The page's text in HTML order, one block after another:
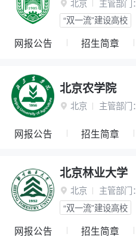
 北京 主管部门：
“双一流”建设高校
网报公告 招生简章
北京农学院
 北京 主管部门：
网报公告 招生简章
北京林业大学
 北京 主管部门：
“双一流”建设高校
网报公告 招生简章